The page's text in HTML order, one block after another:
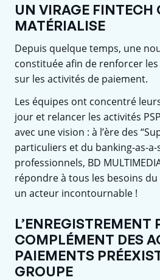
UN VIRAGE FINTECH
MATÉRIALISE
Depuis quelque temps, une
constituée afin de renforcer
sur les activités de paiement.
Les équipes ont concentré
jour et relancer les activités
avec une vision : à l’ère des
particuliers et du banking-as-
professionnels, BD
répondre à tous les besoins
un acteur incontournable !
L’ENREGISTREMENT
COMPLÉMENT DES
PAIEMENTS
GROUPE